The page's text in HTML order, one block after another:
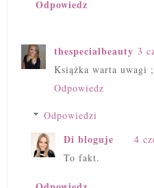
Odpowiedz
thespecialbeauty 3
Książka warta uwagi
Odpowiedz
Odpowiedzi
Di bloguje
4
To fakt.